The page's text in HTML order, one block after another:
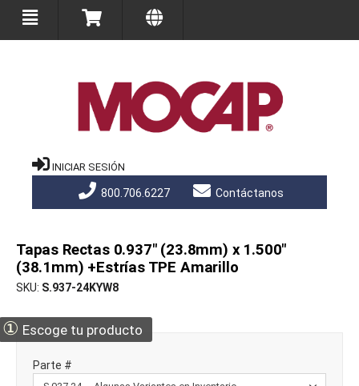
INICIAR SESIÓN
800.706.6227 Contáctanos
Tapas Rectas 0.937" (23.8mm) x 1.500"
(38.1mm) +Estrías TPE Amarillo
SKU S.937-24KYW8
① Escoge tu producto
Parte #